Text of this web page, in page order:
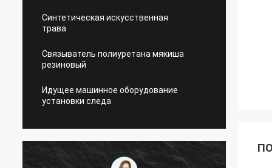
Синтетическая искусственная
трава
Связыватель полиуретана мякиша
резиновый
Идущее машинное оборудование
установки следа